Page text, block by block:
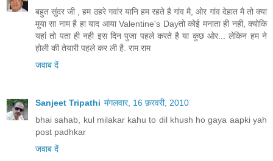
बहुत सुंदर जी , हम ठहरे गवांर यानि हम रहते है गांव मै, ओर गांव देहात मै तो क्या
मुया सा नाम है हा याद आया Valentine's Dayतो कोई मनाता ही नही, क्योकि
यहां तो पता ही नही इस दिन पुजा पहले करते है या कुछ ओर... लेकिन हम ने
होली की तेयारी पहले कर ली है. राम राम
जवाब दें
Sanjeet Tripathi मंगलवार, 16 फ़रवरी, 2010
bhai sahab, kul milakar kahu to dil khush ho gaya aapki yah
post padhkar
जवाब दें